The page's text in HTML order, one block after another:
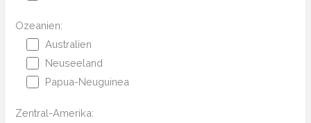
Ozeanien:
Australien
Neuseeland
Papua-Neuguinea
Zentral-Amerika: